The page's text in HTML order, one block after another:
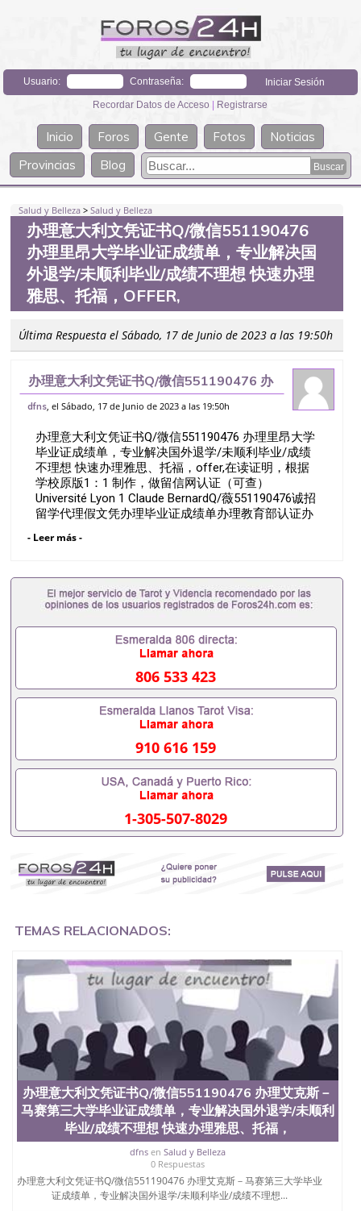
Usuario: Contraseña:
Recordar Datos de Acceso | Registrarse
Inicio Foros Gente Fotos
Noticias
Provincias
Blog
Salud y Belleza >Salud y Belleza
办理意大利文凭证书Q/微信551190476
办理里昂大学毕业证成绩单，专业解决国
外退学/未顺利毕业/成绩不理想 快速办理
雅思、托福，OFFER,
Última Respuesta el Sábado, 17 de Junio de 2023 a las 19:50h
办理意大利文凭证书Q/微信551190476 办
理里昂大学毕业证成绩单，专业解决国外退
托福，offer,
dfns , el Sábado, 17 de Junio de 2023 a las 19:50h
办理意大利文凭证书Q/微信551190476 办理里昂大学
毕业证成绩单，专业解决国外退学/未顺利毕业/成绩
不理想 快速办理雅思、托福，offer,在读证明，根据
学校原版1：1 制作，做留信网认证（可查）
Université Lyon 1 Claude BernardQ/薇551190476诚招
留学代理假文凭办理毕业证成绩单办理教育部认证办
留服认证办理学历认证办理学生卡办理录取通知书办
办理加拿大文凭办理德国文凭 一、快速办理材料：
1、毕业证+成绩单+留学回国人员证明+教育部认证,
录取通知书，雅思。（全套留学回国必备证明材料，
福，OFFER，在读证明，学生卡等留学相关材料（申
请学校、转学，甚至是申请工签都可以用到）。 注：
校，专业，学位，毕业时间都可以根据客户要求安
排。 国内找工作假的毕业证可以用吗551190476假的
毕业证成绩单可以办学历认证吗551190476要定居国
外需要办理什么材料551190476入职事业单位/国企假
的毕业证会查吗551190476入职国企/事业单位需要些
什么材料551190476办理假毕业证在国内能用吗, 挂科
拿不到毕业证怎么办, 毕业证丢了怎么办, 没有正常毕
业怎么办理毕业证,没毕业可以办学历认证吗,您是否
因为中途辍学、挂科而没有正常毕业551190476您是
否因为递交材料不齐而被拒之门外551190476您是否
因没正常毕业而导致回国得不到教育部认证在校挂科
工作没有文凭怎么办,怎么办理本科/研究生文凭
551190476如何办理本科/硕士毕业证551190476网上
大学文凭可以打工作吗551190476怎么办理 外假毕业
里可以办理澳洲毕业证551190476留学生在哪里可以
买假毕业证551190476哪里可以办理加拿大毕业证
551190476申请学校办理假的毕业证成绩单可以吗
551190476哪里可以办理水印成绩单551190476哪里
可以修改成绩单GPA分数551190476假毕业证能查出
来吗551190476假文凭网上能查到吗551190476 如何
拿到国外毕业证QQ微信551190476办假大学毕业证
QQ微信551190476国外毕业证去哪认证QQ微信
551190476找毕业证封皮QQ微信551190476国外毕业
证外壳定制QQ微信551190476快速代办国外毕业证
QQ微信551190476快速拿到国外文凭QQ微信
551190476国外留学文凭认证QQ微信551190476国外
文凭回国认证QQ微信551190476泰国文凭办理QQ微
信551190476法国留学回国证明QQ微信551190476 国
外烫金照片QQ微信551190476外国文凭在中国有用吗
QQ微信551190476德国留学回国证明QQ微信
551190476爱尔兰留学回国证明QQ微信551190476国
- Leer más -
806 533 423
910 616 159
1-305-507-8029
TEMAS RELACIONADOS:
办理意大利文凭证书Q/微信551190476 办理艾克斯－
马赛第三大学毕业证成绩单，专业解决国外退学/未顺利
毕业/成绩不理想 快速办理雅思、托福，
dfnsen Salud y Belleza
0 Respuestas
办理意大利文凭证书Q/微信551190476 办理艾克斯－马赛第三大学毕业
证成绩单，专业解决国外退学/未顺利毕业/成绩不理想...